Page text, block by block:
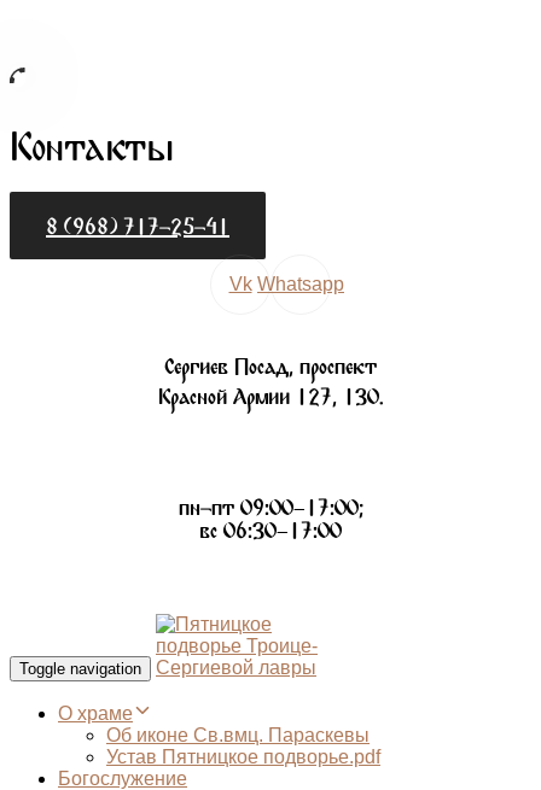
Контакты
8 (968) 717-25-41
Vk Whatsapp
Сергиев Посад, проспект
Красной Армии 127, 130.
пн-пт 09:00–17:00;
вс 06:30–17:00
Toggle navigation
О храме
Об иконе Св.вмц. Параскевы
Устав Пятницкое подворье.pdf
Богослужение